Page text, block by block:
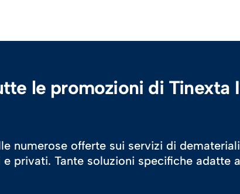
le promozioni di Tinexta
numerose offerte sui servizi di
privati. Tante soluzioni specifiche adatte